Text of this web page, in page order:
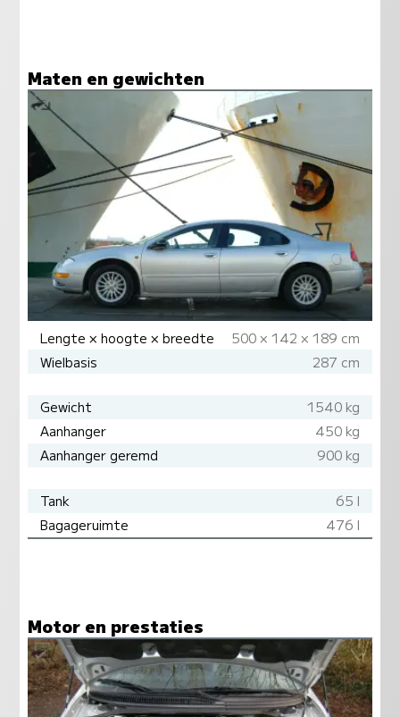
Maten en gewichten
Lengte × hoogte × breedte
500 × 142 × 189 cm
Wielbasis
287 cm
Gewicht
1540 kg
Aanhanger
450 kg
Aanhanger geremd
900 kg
Tank
65 l
Bagageruimte
476 l
Motor en prestaties